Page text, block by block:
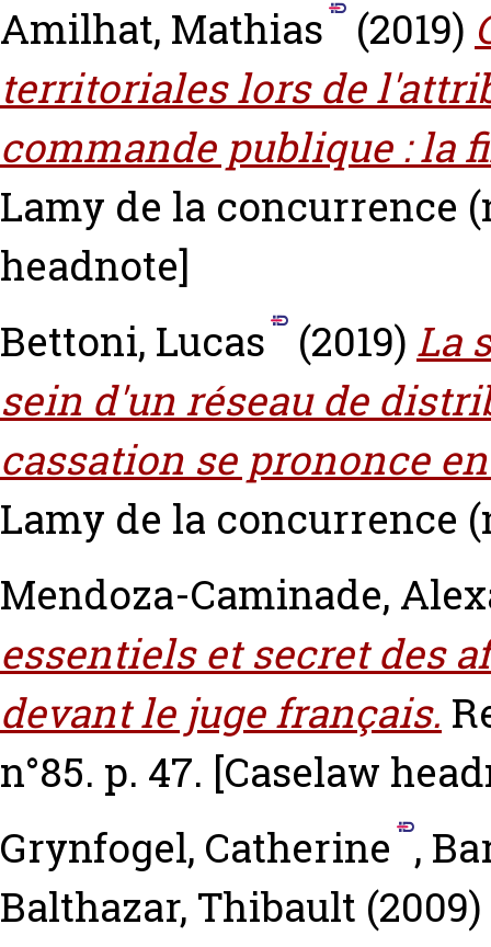
Amilhat, Mathias
(2019)
territoriales lors de
commande publique : la
Lamy de la concurrence
headnote]
Bettoni, Lucas
(2019) La
sein d'un réseau de
cassation se prononce
Lamy de la concurrence
Mendoza-Caminade,
essentiels et secret des
devant le juge français.
n°85. p. 47. [Caselaw
Grynfogel, Catherine ,
Balthazar, Thibault (2009)